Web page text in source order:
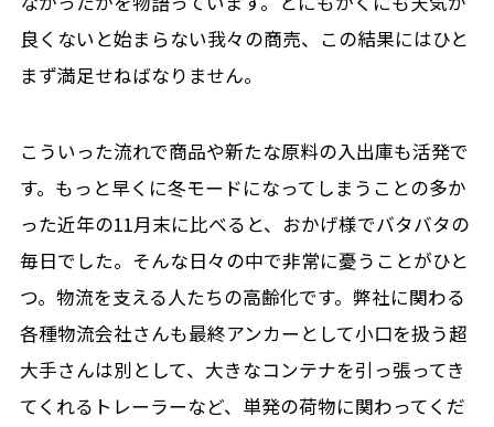
良くないと始まらない我々の商売、この結果にはひと
まず満足せねばなりません。
こういった流れで商品や新たな原料の入出庫も活発で
す。もっと早くに冬モードになってしまうことの多か
った近年の11月末に比べると、おかげ様でバタバタの
毎日でした。そんな日々の中で非常に憂うことがひと
つ。物流を支える人たちの高齢化です。弊社に関わる
各種物流会社さんも最終アンカーとして小口を扱う超
大手さんは別として、大きなコンテナを引っ張ってき
てくれるトレーラーなど、単発の荷物に関わってくだ